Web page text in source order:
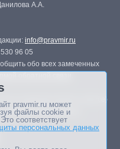
А.А.
info@pravmir.ru
96 05
обо всех замеченных
изданиях (книгах, прессе)
разрешения редакции.
pravmir.ru может
файлы cookie и
соответствует
персональных данных